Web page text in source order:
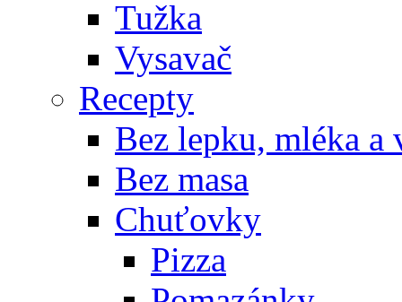
Tužka
Vysavač
Recepty
Bez lepku, mléka a
Bez masa
Chuťovky
Pizza